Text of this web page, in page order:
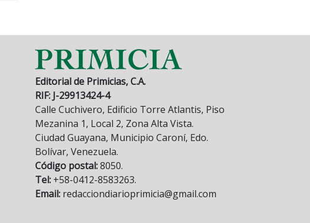
Editorial de Primicias, C.A.
RIF: J-29913424-4
Calle Cuchivero, Edificio Torre Atlantis, Piso
Mezanina 1, Local 2, Zona Alta Vista.
Ciudad Guayana, Municipio Caroní, Edo.
Bolívar, Venezuela.
Código postal:8050.
Tel: +58-0412-8583263.
Email: redacciondiarioprimicia@gmail.com